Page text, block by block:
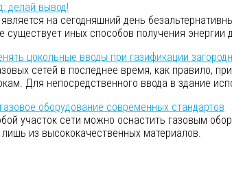
делай вывод!
на сегодняшний день
существует иных способов получения
цокольные вводы при газификации
сетей в последнее время, как правило,
Для непосредственного ввода в здание
оборудование современных стандартов
участок сети можно оснастить газовым
лишь из высококачественных материалов.